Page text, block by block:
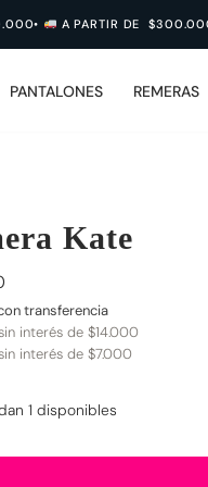
A PARTIR DE $300.000 ¡
PANTALONES REMERAS
Kate
transferencia
interés de $14.000
interés de $7.000
1 disponibles